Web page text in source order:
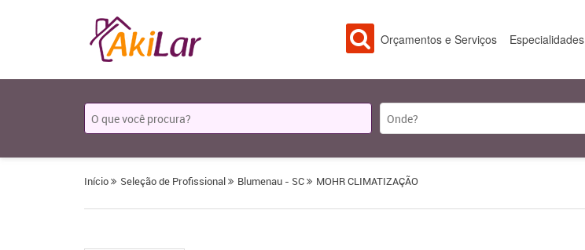
Orçamentos e Serviços Especialidades
Início Seleção de Profissional Blumenau - SC MOHR CLIMATIZAÇÃO